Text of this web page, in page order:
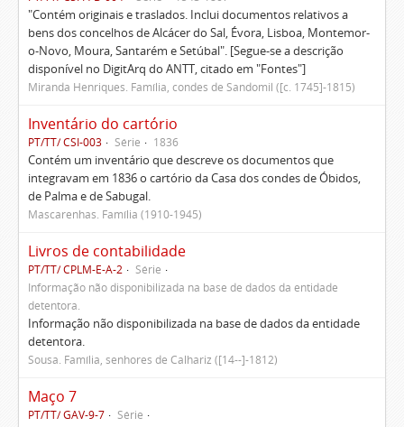
"Contém originais e traslados. Inclui documentos relativos a
bens dos concelhos de Alcácer do Sal, Évora, Lisboa, Montemor-
o-Novo, Moura, Santarém e Setúbal". [Segue-se a descrição
disponível no DigitArq do ANTT, citado em "Fontes"]
Miranda Henriques. Família, condes de Sandomil ([c. 1745]-1815)
Inventário do cartório
PT/TT/ CSI-003 Série 1836
Contém um inventário que descreve os documentos que
integravam em 1836 o cartório da Casa dos condes de Óbidos,
de Palma e de Sabugal.
Mascarenhas. Família (1910-1945)
Livros de contabilidade
PT/TT/ CPLM-E-A-2
Série
Informação não disponibilizada na base de dados da entidade
detentora.
Informação não disponibilizada na base de dados da entidade
detentora.
Sousa. Família, senhores de Calhariz ([14--]-1812)
Maço 7
PT/TT/ GAV-9-7
Série